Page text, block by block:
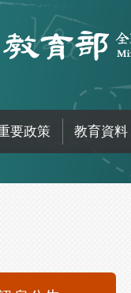
要政策 教育資料